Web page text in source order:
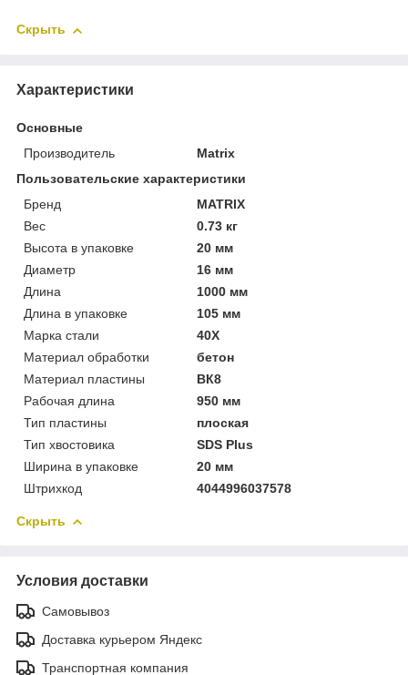
Скрыть
Характеристики
Основные
Производитель
Matrix
Пользовательские характеристики
Бренд
MATRIX
Вес
0.73 кг
Высота в упаковке
20 мм
Диаметр
16 мм
Длина
1000 мм
Длина в упаковке
105 мм
Марка стали
40Х
Материал обработки
бетон
Материал пластины
ВК8
Рабочая длина
950 мм
Тип пластины
плоская
Тип хвостовика
SDS Plus
Ширина в упаковке
20 мм
Штрихкод
4044996037578
Скрыть
Условия доставки
Самовывоз
Доставка курьером Яндекс
Транспортная компания